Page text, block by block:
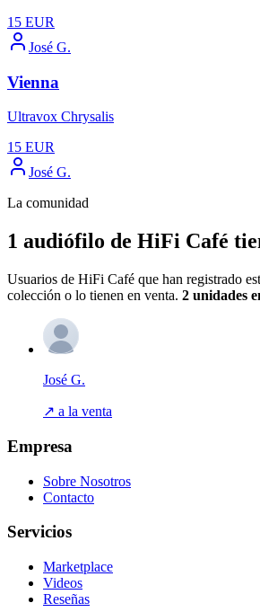
15 EUR
José G.
Vienna
Ultravox Chrysalis
15 EUR
José G.
La comunidad
1 audiófilo de HiFi Café
Usuarios de HiFi Café que han registrado
colección o lo tienen en venta. 2 unidades
José G.
↗ a la venta
Empresa
Sobre Nosotros
Contacto
Servicios
Marketplace
Videos
Reseñas